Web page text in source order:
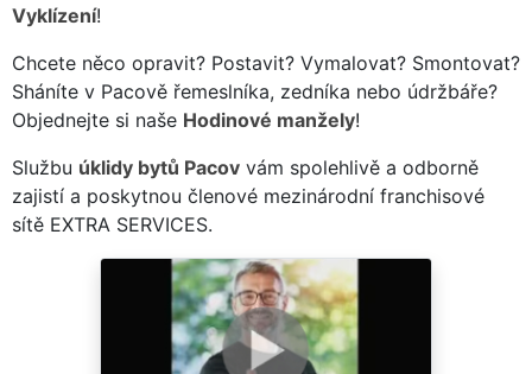
Vyklízení!
Chcete něco opravit? Postavit? Vymalovat? Smontovat?
Sháníte v Pacově řemeslníka, zedníka nebo údržbáře?
Objednejte si naše Hodinové manžely!
Službu úklidy bytů Pacov vám spolehlivě a odborně
zajistí a poskytnou členové mezinárodní franchisové
sítě EXTRA SERVICES.